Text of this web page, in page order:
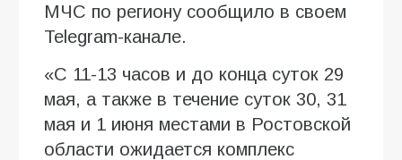
МЧС по региону сообщило в своем
Telegram-канале.
«С 11-13 часов и до конца суток 29
мая, а также в течение суток 30, 31
мая и 1 июня местами в Ростовской
области ожидается комплекс